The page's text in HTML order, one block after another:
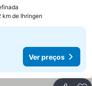
km de Ihringen
Ver preços